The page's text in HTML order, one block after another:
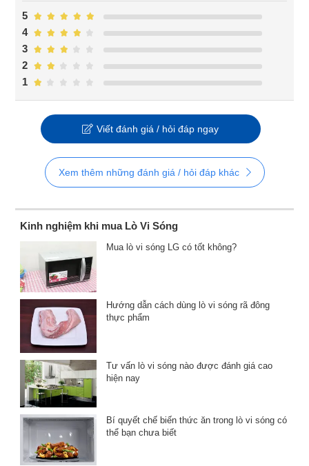
1
2
3
4
5
Viết đánh giá / hỏi đáp ngay
Xem thêm những đánh giá / hỏi đáp khác
Kinh nghiệm khi mua Lò Vi Sóng
Mua lò vi sóng LG có tốt không?
Hướng dẫn cách dùng lò vi sóng rã đông
thực phẩm
Tư vấn lò vi sóng nào được đánh giá cao
hiện nay
Bí quyết chế biến thức ăn trong lò vi sóng có
thể bạn chưa biết